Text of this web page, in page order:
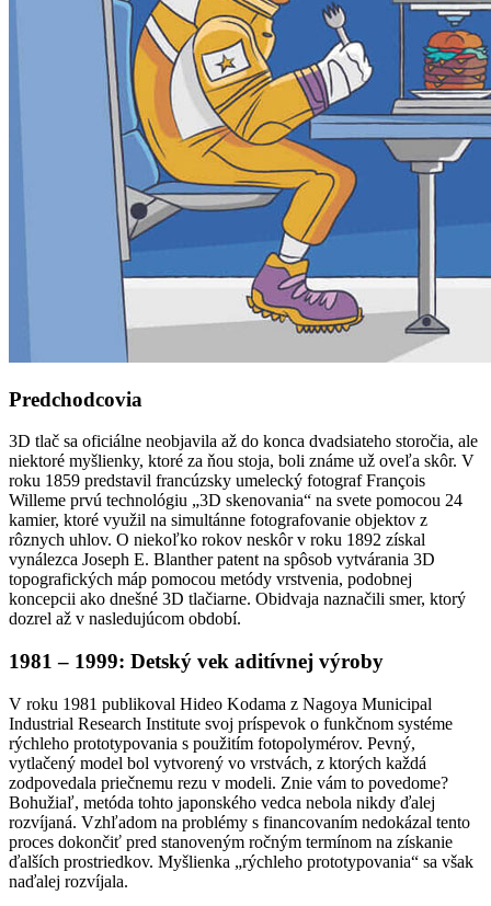
Predchodcovia
3D tlač sa oficiálne neobjavila až do konca dvadsiateho storočia, ale
niektoré myšlienky, ktoré za ňou stoja, boli známe už oveľa skôr. V
roku 1859 predstavil francúzsky umelecký fotograf François
Willeme prvú technológiu „3D skenovania“ na svete pomocou 24
kamier, ktoré využil na simultánne fotografovanie objektov z
rôznych uhlov. O niekoľko rokov neskôr v roku 1892 získal
vynálezca Joseph E. Blanther patent na spôsob vytvárania 3D
topografických máp pomocou metódy vrstvenia, podobnej
koncepcii ako dnešné 3D tlačiarne. Obidvaja naznačili smer, ktorý
dozrel až v nasledujúcom období.
1981 – 1999: Detský vek aditívnej výroby
V roku 1981 publikoval Hideo Kodama z Nagoya Municipal
Industrial Research Institute svoj príspevok o funkčnom systéme
rýchleho prototypovania s použitím fotopolymérov. Pevný,
vytlačený model bol vytvorený vo vrstvách, z ktorých každá
zodpovedala priečnemu rezu v modeli. Znie vám to povedome?
Bohužiaľ, metóda tohto japonského vedca nebola nikdy ďalej
rozvíjaná. Vzhľadom na problémy s financovaním nedokázal tento
proces dokončiť pred stanoveným ročným termínom na získanie
ďalších prostriedkov. Myšlienka „rýchleho prototypovania“ sa však
naďalej rozvíjala.